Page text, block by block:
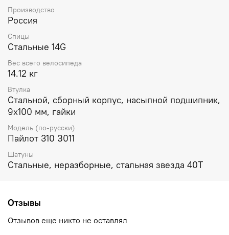
Производство
Россия
Спицы
Стальные 14G
Вес всего велосипеда
14.12 кг
Втулка
Стальной, сборный корпус, насыпной подшипник,
9х100 мм, гайки
Модель (по-русски)
Пайлот 310 З011
Шатуны
Стальные, неразборные, стальная звезда 40Т
Отзывы
Отзывов еще никто не оставлял